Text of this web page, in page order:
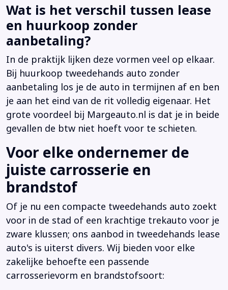
Wat is het verschil tussen lease
en huurkoop zonder
aanbetaling?
In de praktijk lijken deze vormen veel op elkaar.
Bij huurkoop tweedehands auto zonder
aanbetaling los je de auto in termijnen af en ben
je aan het eind van de rit volledig eigenaar. Het
grote voordeel bij Margeauto.nl is dat je in beide
gevallen de btw niet hoeft voor te schieten.
Voor elke ondernemer de
juiste carrosserie en
brandstof
Of je nu een compacte tweedehands auto zoekt
voor in de stad of een krachtige trekauto voor je
zware klussen; ons aanbod in tweedehands lease
auto's is uiterst divers. Wij bieden voor elke
zakelijke behoefte een passende
carrosserievorm en brandstofsoort: